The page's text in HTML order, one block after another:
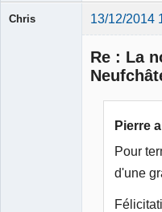
Chris 13/12/2014
Re : La
Pierre
Pour
d'une